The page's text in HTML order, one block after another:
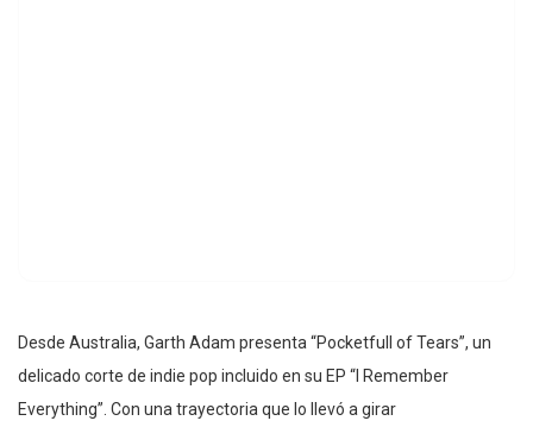
Desde Australia, Garth Adam presenta “Pocketfull of Tears”, un
delicado corte de indie pop incluido en su EP “I Remember
Everything”. Con una trayectoria que lo llevó a girar